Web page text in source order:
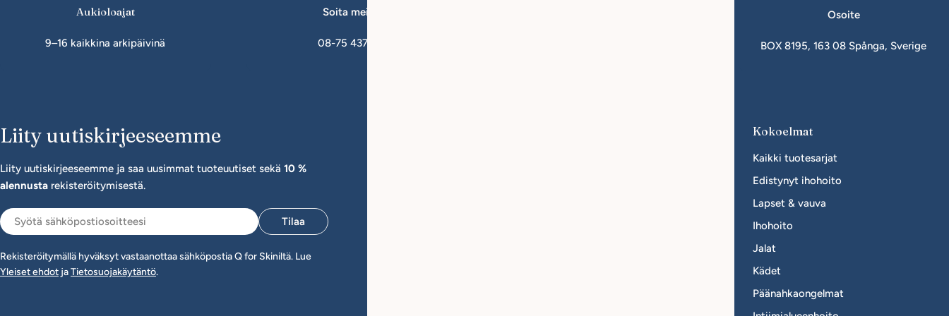
Aukioloajat
9–16 kaikkina arkipäivinä
Soita meille
08-75 437 00
Osoite
BOX 8195, 163 08 Spånga, Sverige
Liity uutiskirjeeseemme
Liity uutiskirjeeseemme ja saa uusimmat tuoteuutiset sekä 10 %
alennusta rekisteröitymisestä.
Sähköposti Tilaa
Rekisteröitymällä hyväksyt vastaanottaa sähköpostia Q for Skiniltä. Lue
Yleiset ehdot jaTietosuojakäytäntö.
Kokoelmat
Kaikki tuotesarjat
Edistynyt ihohoito
Lapset & vauva
Ihohoito
Jalat
Kädet
Päänahkaongelmat